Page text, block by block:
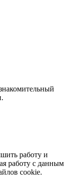
работу и
работу с данным
cookie.